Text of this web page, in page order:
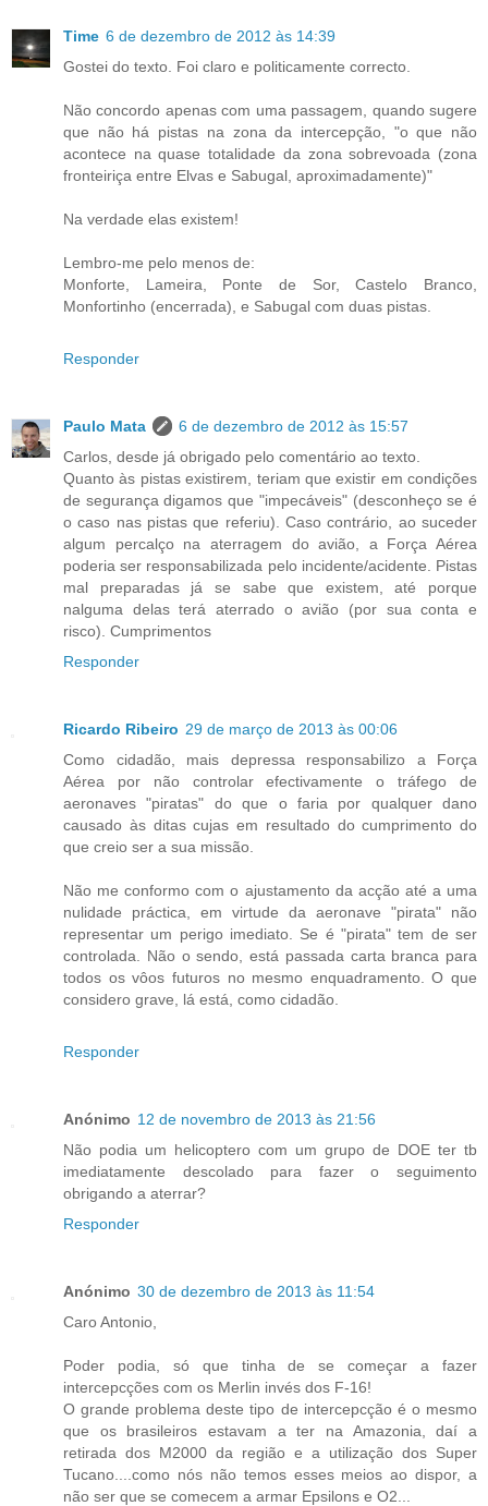
Time 6 de dezembro de 2012 às 14:39
Gostei do texto. Foi claro e politicamente correcto.
Não concordo apenas com uma passagem, quando sugere
que não há pistas na zona da intercepção, "o que não
acontece na quase totalidade da zona sobrevoada (zona
fronteiriça entre Elvas e Sabugal, aproximadamente)"
Na verdade elas existem!
Lembro-me pelo menos de:
Monforte, Lameira, Ponte de Sor, Castelo Branco,
Monfortinho (encerrada), e Sabugal com duas pistas.
Responder
Paulo Mata
6 de dezembro de 2012 às 15:57
Carlos, desde já obrigado pelo comentário ao texto.
Quanto às pistas existirem, teriam que existir em condições
de segurança digamos que "impecáveis" (desconheço se é
o caso nas pistas que referiu). Caso contrário, ao suceder
algum percalço na aterragem do avião, a Força Aérea
poderia ser responsabilizada pelo incidente/acidente. Pistas
mal preparadas já se sabe que existem, até porque
nalguma delas terá aterrado o avião (por sua conta e
risco). Cumprimentos
Responder
Ricardo Ribeiro 29 de março de 2013 às 00:06
Como cidadão, mais depressa responsabilizo a Força
Aérea por não controlar efectivamente o tráfego de
aeronaves "piratas" do que o faria por qualquer dano
causado às ditas cujas em resultado do cumprimento do
que creio ser a sua missão.
Não me conformo com o ajustamento da acção até a uma
nulidade práctica, em virtude da aeronave "pirata" não
representar um perigo imediato. Se é "pirata" tem de ser
controlada. Não o sendo, está passada carta branca para
todos os vôos futuros no mesmo enquadramento. O que
considero grave, lá está, como cidadão.
Responder
Anónimo 12 de novembro de 2013 às 21:56
Não podia um helicoptero com um grupo de DOE ter tb
imediatamente descolado para fazer o seguimento
obrigando a aterrar?
Responder
Anónimo 30 de dezembro de 2013 às 11:54
Caro Antonio,
Poder podia, só que tinha de se começar a fazer
intercepcções com os Merlin invés dos F-16!
O grande problema deste tipo de intercepcção é o mesmo
que os brasileiros estavam a ter na Amazonia, daí a
retirada dos M2000 da região e a utilização dos Super
Tucano....como nós não temos esses meios ao dispor, a
não ser que se comecem a armar Epsilons e O2...